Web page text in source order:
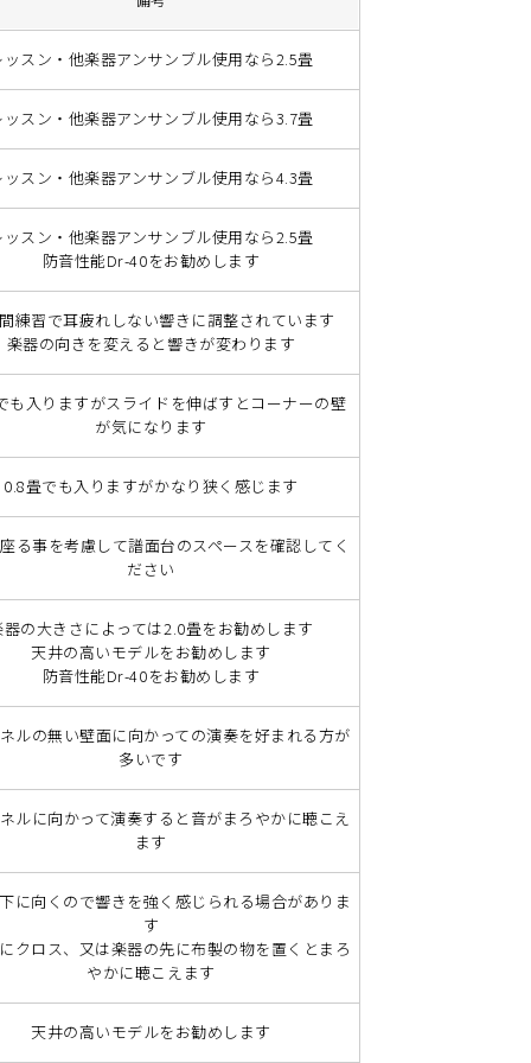
ッスン・他楽器アンサンブル使用なら2.5畳
ッスン・他楽器アンサンブル使用なら3.7畳
ッスン・他楽器アンサンブル使用なら4.3畳
ッスン・他楽器アンサンブル使用なら2.5畳
防音性能Dr-40をお勧めします
練習で耳疲れしない響きに調整されています
楽器の向きを変えると響きが変わります
も入りますがスライドを伸ばすとコーナーの壁
が気になります
0.8畳でも入りますがかなり狭く感じます
る事を考慮して譜面台のスペースを確認してく
ださい
器の大きさによっては2.0畳をお勧めします
天井の高いモデルをお勧めします
防音性能Dr-40をお勧めします
ルの無い壁面に向かっての演奏を好まれる方が
多いです
ルに向かって演奏すると音がまろやかに聴こえ
ます
に向くので響きを強く感じられる場合がありま
す
クロス、又は楽器の先に布製の物を置くとまろ
やかに聴こえます
天井の高いモデルをお勧めします